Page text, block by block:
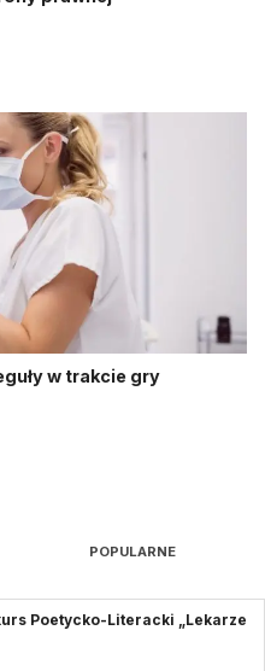
w trakcie gry
POPULARNE
Poetycko-Literacki „Lekarze